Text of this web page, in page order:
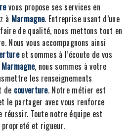
vous propose ses services en
à Marmagne. Entreprise usant d’une
de qualité, nous mettons tout en
Nous vous accompagnons ainsi
et sommes à l’écoute de vos
Marmagne, nous sommes à votre
les renseignements
de couverture. Notre métier est
le partager avec vous renforce
Toute notre équipe est
et rigueur.